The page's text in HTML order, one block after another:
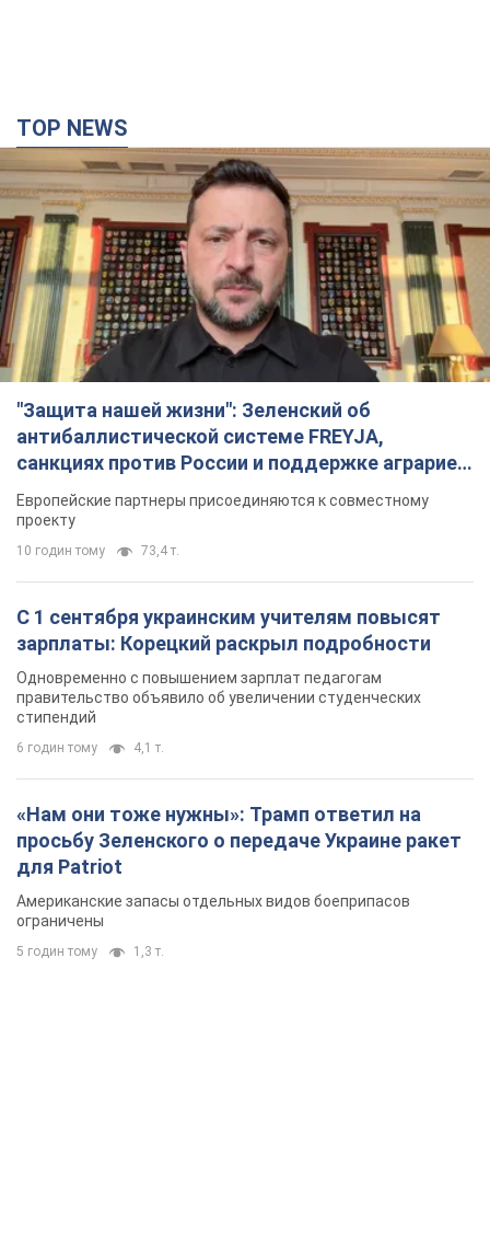
TOP NEWS
"Защита нашей жизни": Зеленский об
антибаллистической системе FREYJA,
санкциях против России и поддержке аграриев.
Видео
Европейские партнеры присоединяются к совместному
проекту
10 годин тому 73,4 т.
С 1 сентября украинским учителям повысят
зарплаты: Корецкий раскрыл подробности
Одновременно с повышением зарплат педагогам
правительство объявило об увеличении студенческих
стипендий
6 годин тому 4,1 т.
«Нам они тоже нужны»: Трамп ответил на
просьбу Зеленского о передаче Украине ракет
для Patriot
Американские запасы отдельных видов боеприпасов
ограничены
5 годин тому 1,3 т.